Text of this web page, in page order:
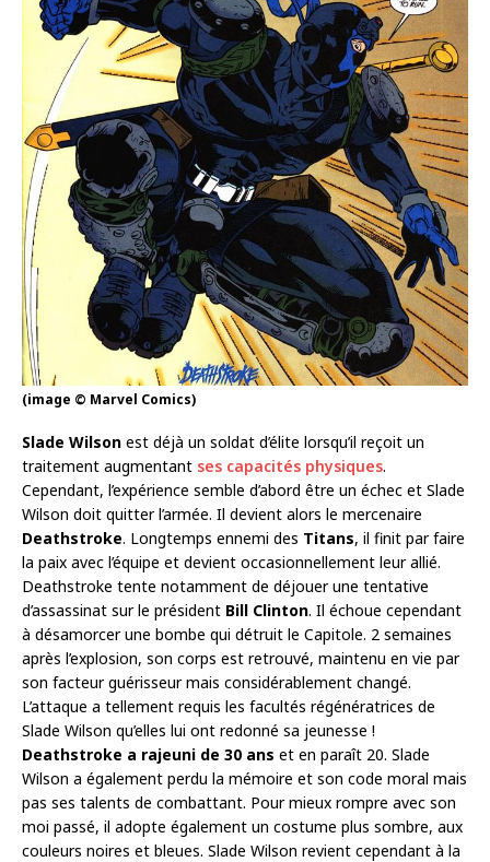
(image © Marvel Comics)
Slade Wilson est déjà un soldat d’élite lorsqu’il reçoit un
traitement augmentant ses capacités physiques.
Cependant, l’expérience semble d’abord être un échec et Slade
Wilson doit quitter l’armée. Il devient alors le mercenaire
Deathstroke. Longtemps ennemi des Titans, il finit par faire
la paix avec l’équipe et devient occasionnellement leur allié.
Deathstroke tente notamment de déjouer une tentative
d’assassinat sur le président Bill Clinton. Il échoue cependant
à désamorcer une bombe qui détruit le Capitole. 2 semaines
après l’explosion, son corps est retrouvé, maintenu en vie par
son facteur guérisseur mais considérablement changé.
L’attaque a tellement requis les facultés régénératrices de
Slade Wilson qu’elles lui ont redonné sa jeunesse !
Deathstroke a rajeuni de 30 ans et en paraît 20. Slade
Wilson a également perdu la mémoire et son code moral mais
pas ses talents de combattant. Pour mieux rompre avec son
moi passé, il adopte également un costume plus sombre, aux
couleurs noires et bleues. Slade Wilson revient cependant à la